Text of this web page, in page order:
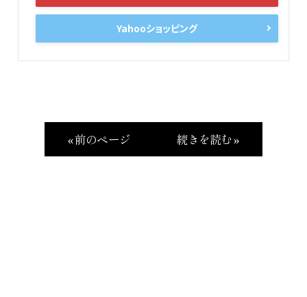
Yahooショッピング
« 前のページ 続きを読む »